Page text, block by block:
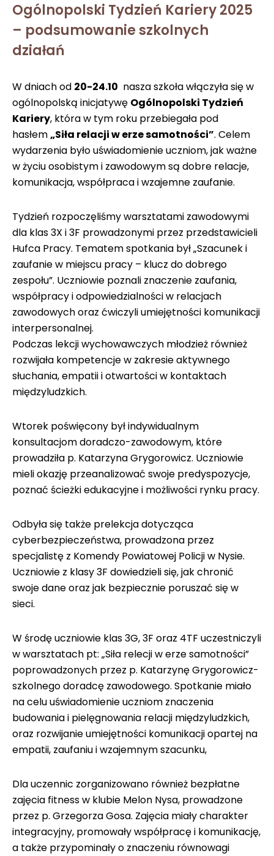
Ogólnopolski Tydzień Kariery 2025
– podsumowanie szkolnych
działań
W dniach od 20-24.10 nasza szkoła włączyła się w
ogólnopolską inicjatywę Ogólnopolski Tydzień
Kariery, która w tym roku przebiegała pod
hasłem„Siła relacji w erze samotności”. Celem
wydarzenia było uświadomienie uczniom, jak ważne
w życiu osobistym i zawodowym są dobre relacje,
komunikacja, współpraca i wzajemne zaufanie.
Tydzień rozpoczęliśmy warsztatami zawodowymi
dla klas 3X i 3F prowadzonymi przez przedstawicieli
Hufca Pracy. Tematem spotkania był „Szacunek i
zaufanie w miejscu pracy – klucz do dobrego
zespołu”. Uczniowie poznali znaczenie zaufania,
współpracy i odpowiedzialności w relacjach
zawodowych oraz ćwiczyli umiejętności komunikacji
interpersonalnej.
Podczas lekcji wychowawczych młodzież również
rozwijała kompetencje w zakresie aktywnego
słuchania, empatii i otwartości w kontaktach
międzyludzkich.
Wtorek poświęcony był indywidualnym
konsultacjom doradczo-zawodowym, które
prowadziła p. Katarzyna Grygorowicz. Uczniowie
mieli okazję przeanalizować swoje predyspozycje,
poznać ścieżki edukacyjne i możliwości rynku pracy.
Odbyła się także prelekcja dotycząca
cyberbezpieczeństwa, prowadzona przez
specjalistę z Komendy Powiatowej Policji w Nysie.
Uczniowie z klasy 3F dowiedzieli się, jak chronić
swoje dane oraz jak bezpiecznie poruszać się w
sieci.
W środę uczniowie klas 3G, 3F oraz 4TF uczestniczyli
w warsztatach pt: „Siła relecji w erze samotności”
poprowadzonych przez p. Katarzynę Grygorowicz-
szkolnego doradcę zawodowego. Spotkanie miało
na celu uświadomienie uczniom znaczenia
budowania i pielęgnowania relacji międzyludzkich,
oraz rozwijanie umiejętności komunikacji opartej na
empatii, zaufaniu i wzajemnym szacunku,
Dla uczennic zorganizowano również bezpłatne
zajęcia fitness w klubie Melon Nysa, prowadzone
przez p. Grzegorza Gosa. Zajęcia miały charakter
integracyjny, promowały współpracę i komunikację,
a także przypominały o znaczeniu równowagi